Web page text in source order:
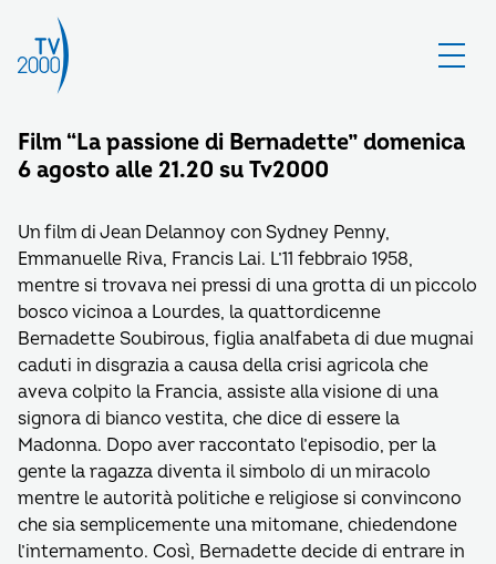
Film “La passione di Bernadette” domenica
6 agosto alle 21.20 su Tv2000
Un film di Jean Delannoy con Sydney Penny,
Emmanuelle Riva, Francis Lai. L’11 febbraio 1958,
mentre si trovava nei pressi di una grotta di un piccolo
bosco vicinoa a Lourdes, la quattordicenne
Bernadette Soubirous, figlia analfabeta di due mugnai
caduti in disgrazia a causa della crisi agricola che
aveva colpito la Francia, assiste alla visione di una
signora di bianco vestita, che dice di essere la
Madonna. Dopo aver raccontato l’episodio, per la
gente la ragazza diventa il simbolo di un miracolo
mentre le autorità politiche e religiose si convincono
che sia semplicemente una mitomane, chiedendone
l’internamento. Così, Bernadette decide di entrare in